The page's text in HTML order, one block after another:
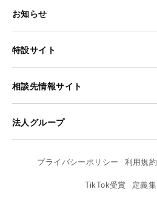
お知らせ
特設サイト
相談先情報サイト
法人グループ
プライバシーポリシー 利用規約
TikTok受賞 定義集